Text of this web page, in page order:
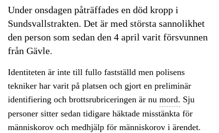
Under onsdagen påträffades en död kropp i
Sundsvallstrakten. Det är med största sannolikhet
den person som sedan den 4 april varit försvunnen
från Gävle.
Identiteten är inte till fullo fastställd men polisens
tekniker har varit på platsen och gjort en preliminär
identifiering och brottsrubriceringen är nu mord. Sju
personer sitter sedan tidigare häktade misstänkta för
människorov och medhjälp för människorov i ärendet.